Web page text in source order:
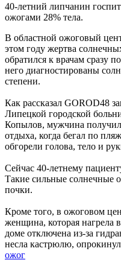
40-летний липчанин
ожогами 28% тела.
В областной ожоговый
этом году жертва
обратился к врачам сразу
него диагностированы
степени.
Как рассказал GOROD48
Липецкой городской
Копылов, мужчина
отдыха, когда бегал по
обгорели голова, тело и
Сейчас 40-летнему
Такие сильные солнечные
почки.
Кроме того, в ожоговом
женщина, которая нагрела
доме отключена из-за
несла кастрюлю,
ожог